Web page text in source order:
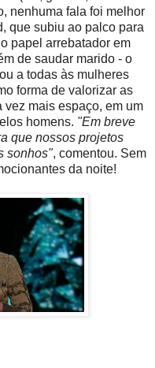
nenhuma fala foi melhor
que subiu ao palco para
papel arrebatador em
de saudar marido - o
a todas às mulheres
forma de valorizar as
mais espaço, em um
homens. "Em breve
que nossos projetos
sonhos", comentou. Sem
da noite!